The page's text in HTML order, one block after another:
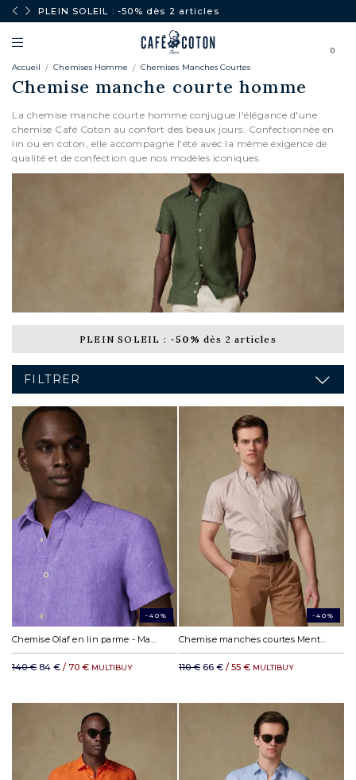
PLEIN SOLEIL : -50% dès 2 articles
0
Accueil Chemises Homme Chemises Manches Courtes
Chemise manche courte homme
La chemise manche courte homme conjugue l'élégance d'une
chemise Café Coton au confort des beaux jours. Confectionnée en
lin ou en coton, elle accompagne l'été avec la même exigence de
qualité et de confection que nos modèles iconiques.
PLEIN SOLEIL : -50% dès 2 articles
FILTRER
-40%
Chemise Olaf en lin parme - Manches courtes
140 € 84 € / 70 € MULTIBUY
-40%
Chemise manches courtes Menthon à rayures havane - Col boutonné
110 € 66 € / 55 € MULTIBUY